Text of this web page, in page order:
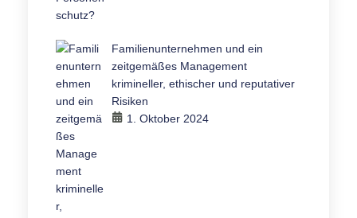
Familienunternehmen und ein
zeitgemäßes Management
krimineller, ethischer und reputativer
Risiken
1. Oktober 2024